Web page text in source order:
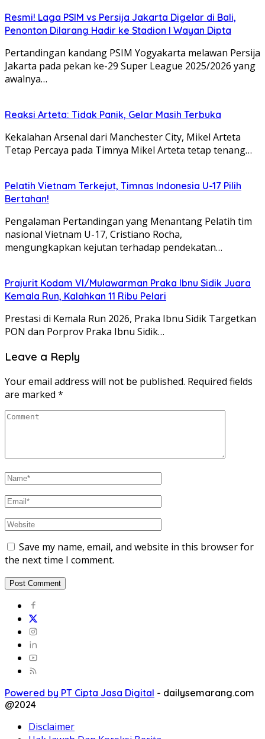
Resmi! Laga PSIM vs Persija Jakarta Digelar di Bali,
Penonton Dilarang Hadir ke Stadion I Wayan Dipta
Pertandingan kandang PSIM Yogyakarta melawan Persija
Jakarta pada pekan ke-29 Super League 2025/2026 yang
awalnya…
Reaksi Arteta: Tidak Panik, Gelar Masih Terbuka
Kekalahan Arsenal dari Manchester City, Mikel Arteta
Tetap Percaya pada Timnya Mikel Arteta tetap tenang…
Pelatih Vietnam Terkejut, Timnas Indonesia U-17 Pilih
Bertahan!
Pengalaman Pertandingan yang Menantang Pelatih tim
nasional Vietnam U-17, Cristiano Rocha,
mengungkapkan kejutan terhadap pendekatan…
Prajurit Kodam VI/Mulawarman Praka Ibnu Sidik Juara
Kemala Run, Kalahkan 11 Ribu Pelari
Prestasi di Kemala Run 2026, Praka Ibnu Sidik Targetkan
PON dan Porprov Praka Ibnu Sidik…
Leave a Reply
Your email address will not be published. Required fields
are marked *
Save my name, email, and website in this browser for
the next time I comment.
Powered by PT Cipta Jasa Digital - dailysemarang.com
@2024
Disclaimer